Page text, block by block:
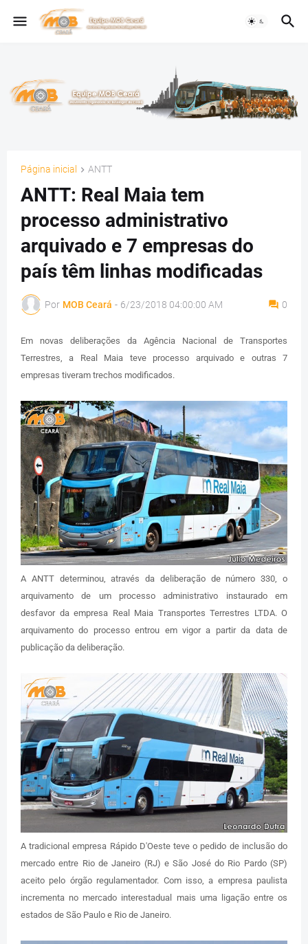
Página inicial ANTT
ANTT: Real Maia tem
processo administrativo
arquivado e 7 empresas do
país têm linhas modificadas
Por MOB Ceará - 6/23/2018 04:00:00 AM 0
Em novas deliberações da Agência Nacional de Transportes
Terrestres, a Real Maia teve processo arquivado e outras 7
empresas tiveram trechos modificados.
A ANTT determinou, através da deliberação de número 330, o
arquivamento de um processo administrativo instaurado em
desfavor da empresa Real Maia Transportes Terrestres LTDA. O
arquivamento do processo entrou em vigor a partir da data de
publicação da deliberação.
A tradicional empresa Rápido D'Oeste teve o pedido de inclusão do
mercado entre Rio de Janeiro (RJ) e São José do Rio Pardo (SP)
aceito pelo órgão regulamentador. Com isso, a empresa paulista
incrementa no mercado interestadual mais uma ligação entre os
estados de São Paulo e Rio de Janeiro.